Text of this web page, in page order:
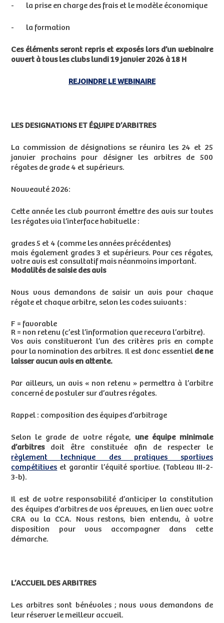
- la prise en charge des frais et le modèle économique
- la formation
Ces éléments seront repris et exposés lors d’un webinaire
ouvert à tous les clubs lundi 19 janvier 2026 à 18 H
REJOINDRE LE WEBINAIRE
LES DESIGNATIONS ET ÉQUIPE D’ARBITRES
La commission de désignations se réunira les 24 et 25
janvier prochains pour désigner les arbitres de 500
régates de grade 4 et supérieurs.
Nouveauté 2026:
Cette année les club pourront émettre des avis sur toutes
les régates via l’interface habituelle :
grades 5 et 4 (comme les années précédentes)
mais également grades 3 et supérieurs. Pour ces régates,
votre avis est consultatif mais néanmoins important.
Modalités de saisie des avis
Nous vous demandons de saisir un avis pour chaque
régate et chaque arbitre, selon les codes suivants :
F = favorable
R = non retenu (c’est l’information que recevra l’arbitre).
Vos avis constitueront l’un des critères pris en compte
pour la nomination des arbitres. Il est donc essentielde ne
laisser aucun avis en attente.
Par ailleurs, un avis « non retenu » permettra à l’arbitre
concerné de postuler sur d’autres régates.
Rappel : composition des équipes d’arbitrage
Selon le grade de votre régate, une équipe minimale
d’arbitresdoit être constituée afin de respecter le
règlement technique des pratiques sportives
compétitives et garantir l’équité sportive. (Tableau III-2-
3-b).
Il est de votre responsabilité d’anticiper la constitution
des équipes d’arbitres de vos épreuves, en lien avec votre
CRA ou la CCA. Nous restons, bien entendu, à votre
disposition pour vous accompagner dans cette
démarche.
L’ACCUEIL DES ARBITRES
Les arbitres sont bénévoles ; nous vous demandons de
leur réserver le meilleur accueil.